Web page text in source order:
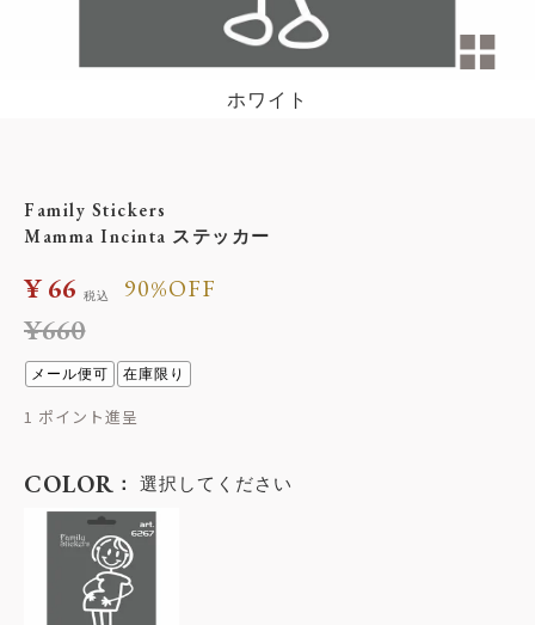
ホワイト
Family Stickers
Mamma Incinta ステッカー
¥660
90%OFF
¥66 税込
メール便可 在庫限り
1
COLOR 選択してください